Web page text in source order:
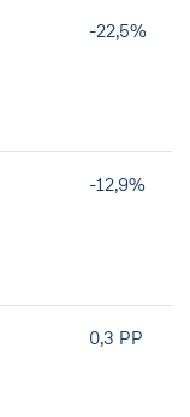
-22,5%
-12,9%
0,3 PP